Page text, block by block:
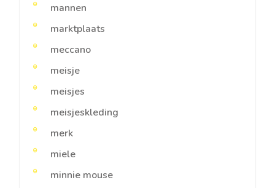
mannen
marktplaats
meccano
meisje
meisjes
meisjeskleding
merk
miele
minnie mouse